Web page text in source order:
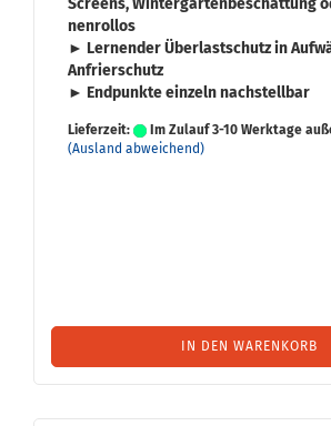
nen­rol­los
► Ler­nen­derÜber­last­schutzin
An­frier­schutz
► End­punk­te ein­zeln nach­stell­bar
Lieferzeit:
Im Zulauf 3-10 Werktage
(Ausland abweichend)
IN DEN WARENKORB